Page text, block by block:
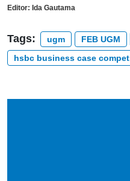
Editor: Ida Gautama
Tags: ugm FEB UGM
hsbc business case